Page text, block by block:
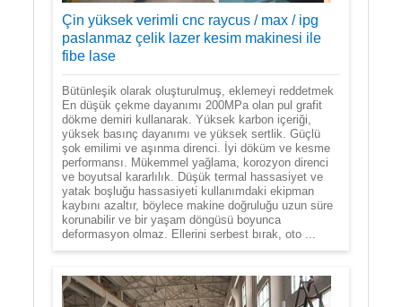
Çin yüksek verimli cnc raycus / max / ipg
paslanmaz çelik lazer kesim makinesi ile
fibe lase
Bütünleşik olarak oluşturulmuş, eklemeyi reddetmek
En düşük çekme dayanımı 200MPa olan pul grafit
dökme demiri kullanarak. Yüksek karbon içeriği,
yüksek basınç dayanımı ve yüksek sertlik. Güçlü
şok emilimi ve aşınma direnci. İyi döküm ve kesme
performansı. Mükemmel yağlama, korozyon direnci
ve boyutsal kararlılık. Düşük termal hassasiyet ve
yatak boşluğu hassasiyeti kullanımdaki ekipman
kaybını azaltır, böylece makine doğruluğu uzun süre
korunabilir ve bir yaşam döngüsü boyunca
deformasyon olmaz. Ellerini serbest bırak, oto ...